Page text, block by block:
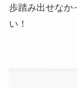
歩踏み出せなか
い！